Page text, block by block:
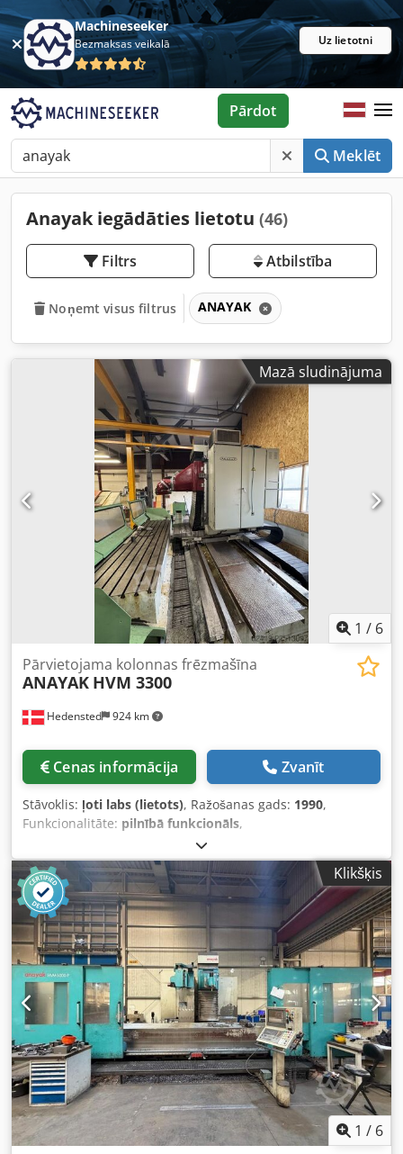
Machineseeker
Bezmaksas veikalā Uz lietotni
Meklēt
Pārdot
Anayak iegādāties lietotu (46)
Filtrs Atbilstība
Noņemt visus filtrus ANAYAK
Mazā sludinājuma
1 / 6
Hedensted 924 km
Pārvietojama kolonnas frēzmašīna
ANAYAK HVM 3300
Cenas informācija Zvanīt
Stāvoklis: ļoti labs (lietots), Ražošanas gads: 1990,
Funkcionalitāte: pilnībā funkcionāls,
iekārtas/transportlīdzekļa numurs:
Heidenhain TNC 620 Dodpfxeztbrlj Apasck Gājiena
diapazons: X ass – 2700 mm Y ass (šķērsvirziens) – 1200
mm Z ass (vertikālais virziens) – 1000 mm Padevuma
ātrumi: Padevuma ātrums visās asīs – 2–10 000 mm/min.
Ātrgaitas kustība visās asīs – 10 000 mm/min. Darba virsma
Izmēri: 3300 x 1000 mm Maks. darba virsmas slodze: 5
tonnas/m² Frēzēšanas vārpsta Instrumenta stiprinājums:
ISO 50, DIN 69871 Pievilkšanas tapa: DIN 69872, A veids
Min./maks. vārpstas apgriezienu skaits: 20–4000 apgr./min.
Jauda: 30 kW Automātiska frēzēšanas galvas
pozicionēšana: 2,5° abās frēzēšanas galvas asīs
Instrumentu mainītājs Instrumentu vietu skaits: 40 Maks.
instrumenta diametrs: 115 mm Pieejamā vieta papildu
instrumentiem: 200 mm Maks. instrumenta garums: 350
mm Maks. instrumenta svars: 25 kg Instrumentu maiņa
iespējama tikai horizontālā vārpstas pozīcijā.
Klikšķis
1 / 6